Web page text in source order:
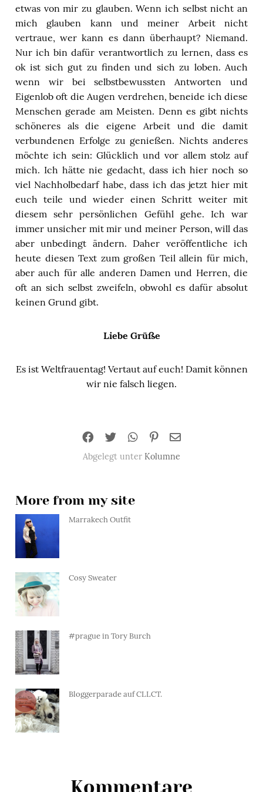
etwas von mir zu glauben. Wenn ich selbst nicht an
mich glauben kann und meiner Arbeit nicht
vertraue, wer kann es dann überhaupt? Niemand.
Nur ich bin dafür verantwortlich zu lernen, dass es
ok ist sich gut zu finden und sich zu loben. Auch
wenn wir bei selbstbewussten Antworten und
Eigenlob oft die Augen verdrehen, beneide ich diese
Menschen gerade am Meisten. Denn es gibt nichts
schöneres als die eigene Arbeit und die damit
verbundenen Erfolge zu genießen. Nichts anderes
möchte ich sein: Glücklich und vor allem stolz auf
mich. Ich hätte nie gedacht, dass ich hier noch so
viel Nachholbedarf habe, dass ich das jetzt hier mit
euch teile und wieder einen Schritt weiter mit
diesem sehr persönlichen Gefühl gehe. Ich war
immer unsicher mit mir und meiner Person, will das
aber unbedingt ändern. Daher veröffentliche ich
heute diesen Text zum großen Teil allein für mich,
aber auch für alle anderen Damen und Herren, die
oft an sich selbst zweifeln, obwohl es dafür absolut
keinen Grund gibt.
Liebe Grüße
Es ist Weltfrauentag! Vertaut auf euch! Damit können
wir nie falsch liegen.
Abgelegt unter Kolumne
More from my site
Marrakech Outfit
Cosy Sweater
#prague in Tory Burch
Bloggerparade auf CLLCT.
Kommentare